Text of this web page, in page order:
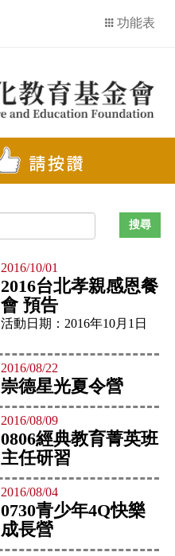
功能表
2016/10/01
2016台北孝親感恩餐
會 預告
活動日期：2016年10月1日
2016/08/22
崇德星光夏令營
2016/08/09
0806經典教育菁英班
主任研習
2016/08/04
0730青少年4Q快樂
成長營